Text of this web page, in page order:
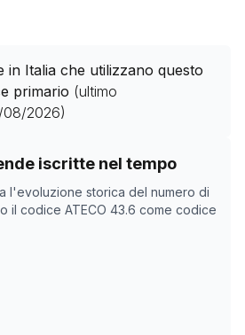
in Italia che utilizzano questo
primario (ultimo
2026)
iscritte nel tempo
l'evoluzione storica del numero di
il codice ATECO 43.6 come codice
con codice ATECO
0